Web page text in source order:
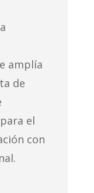
amplía
de
el
con